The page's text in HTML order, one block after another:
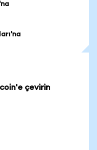
çevirin